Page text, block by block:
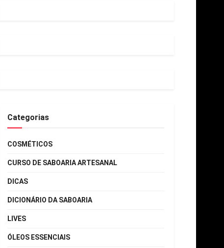
Categorias
COSMÉTICOS
CURSO DE SABOARIA ARTESANAL
DICAS
DICIONÁRIO DA SABOARIA
LIVES
ÓLEOS ESSENCIAIS